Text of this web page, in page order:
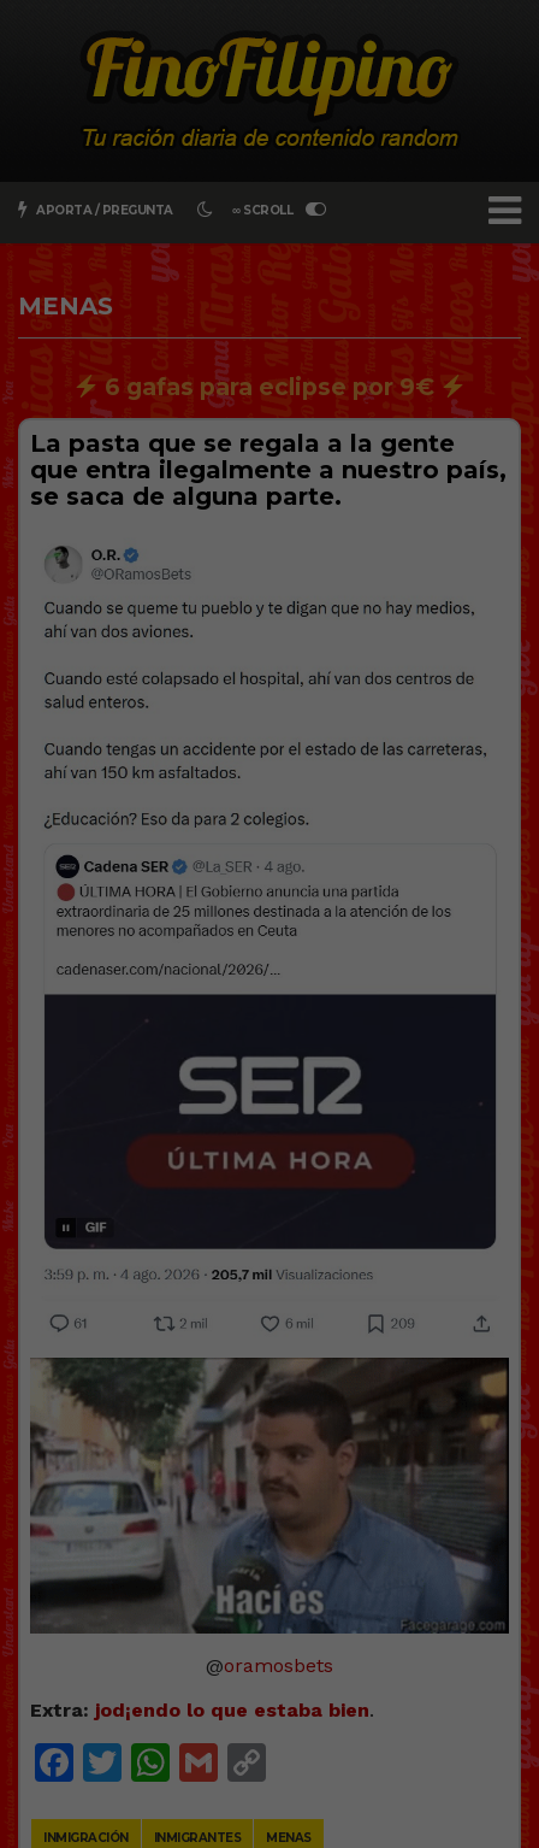
APORTA / PREGUNTA ∞ SCROLL
MENAS
6 gafas para eclipse por 9€
La pasta que se regala a la gente
que entra ilegalmente a nuestro país,
se saca de alguna parte.
@oramosbets
Extra: jod¡endo lo que estaba bien.
Facebook
Twitter
WhatsApp
Gmail
INMIGRACIÓN INMIGRANTES MENAS